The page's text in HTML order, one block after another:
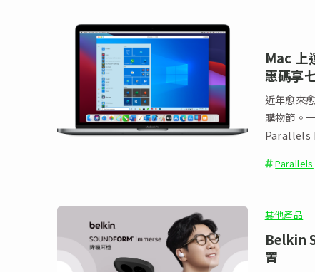
Mac 上
惠碼享
近年愈來
購物節。
Parallels
Parallels
其他產品
Belkin
置